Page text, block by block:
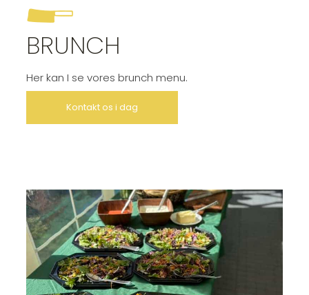
BRUNCH
Her kan I se vores brunch menu.
Kontakt os i dag